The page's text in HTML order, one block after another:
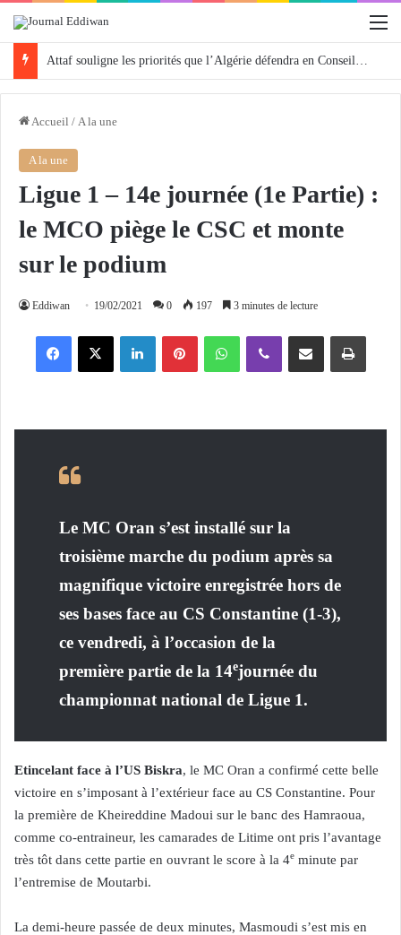
Attaf souligne les priorités que l’Algérie défendra en Conseil de sécurité « avec rigueur et engagement »
Accueil / A la une
A la une
Ligue 1 – 14e journée (1e Partie) :
le MCO piège le CSC et monte
sur le podium
Eddiwan 19/02/2021 0 197 3 minutes de lecture
Facebook X Linkedin Pinterest WhatsApp Viber Partager par email Imprimer
Le MC Oran s’est installé sur la
troisième marche du podium après sa
magnifique victoire enregistrée hors de
ses bases face au CS Constantine (1-3),
ce vendredi, à l’occasion de la
première partie de la 14ejournée du
championnat national de Ligue 1.
Etincelant face à l’US Biskra, le MC Oran a confirmé cette belle
victoire en s’imposant à l’extérieur face au CS Constantine. Pour
la première de Kheireddine Madoui sur le banc des Hamraoua,
comme co-entraineur, les camarades de Litime ont pris l’avantage
très tôt dans cette partie en ouvrant le score à la 4e minute par
l’entremise de Moutarbi.
La demi-heure passée de deux minutes, Masmoudi s’est mis en